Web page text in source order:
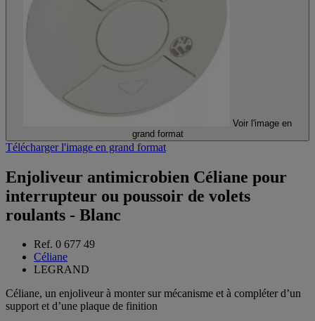
Voir l'image en
grand format
Télécharger l'image en grand format
Enjoliveur antimicrobien Céliane pour
interrupteur ou poussoir de volets
roulants - Blanc
Ref. 0 677 49
Céliane
LEGRAND
Céliane, un enjoliveur à monter sur mécanisme et à compléter d’un
support et d’une plaque de finition